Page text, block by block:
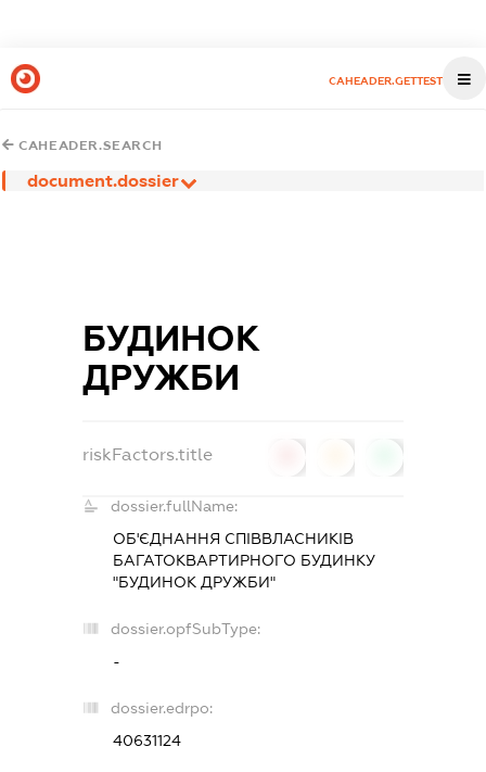
CAHEADER.GETTEST
CAHEADER.SEARCH
document.dossier
БУДИНОК
ДРУЖБИ
riskFactors.title
dossier.fullName:
ОБ'ЄДНАННЯ СПІВВЛАСНИКІВ
БАГАТОКВАРТИРНОГО БУДИНКУ
"БУДИНОК ДРУЖБИ"
dossier.opfSubType:
-
dossier.edrpo:
40631124